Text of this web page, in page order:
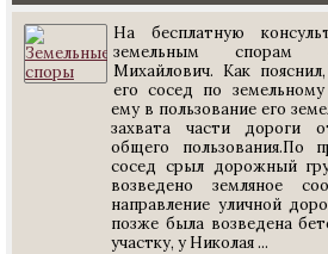
На бесплатную
земельным спорам
Михайлович. Как
его сосед по земельному
ему в пользование его
захвата части дороги
общего пользования.По
сосед срыл дорожный
возведено земляное
направление уличной
позже была возведена
участку, у Николая ...